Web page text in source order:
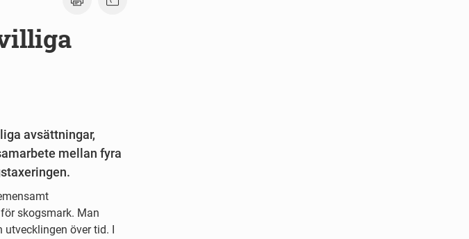
avsättningar,
mellan fyra
skogsmark. Man
över tid. I